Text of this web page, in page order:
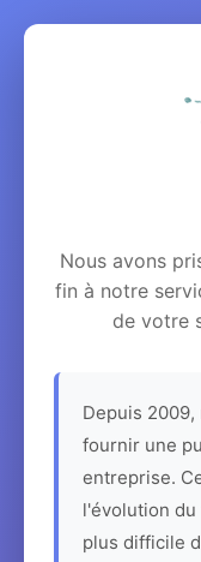
Nous avons
fin à notre
de votre
Depuis
fournir une
entreprise.
l'évolution
plus difficile